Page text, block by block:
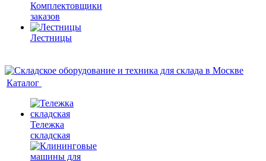
Комплектовщики
заказов
Лестницы
Каталог
Тележка
складская